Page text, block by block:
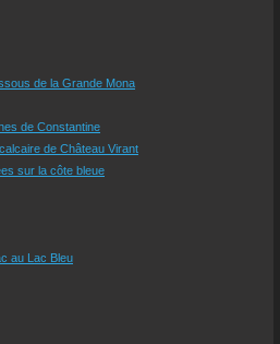
de la Grande Mona
de Constantine
de Château Virant
sur la côte bleue
au Lac Bleu